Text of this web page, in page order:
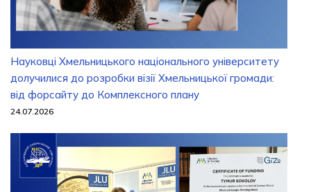
Науковці Хмельницького національного університету
долучилися до розробки візії Хмельницької громади:
від форсайту до Комплексного плану
24.07.2026